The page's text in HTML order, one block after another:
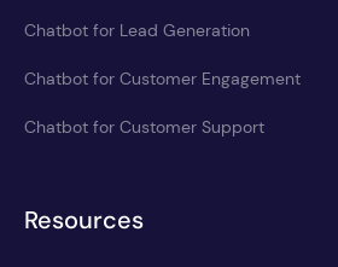
Chatbot for Lead Generation
Chatbot for Customer Engagement
Chatbot for Customer Support
Resources